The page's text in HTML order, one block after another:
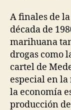
A finales de
década de
marihuana
drogas como
cartel de
especial en
la economía
producción